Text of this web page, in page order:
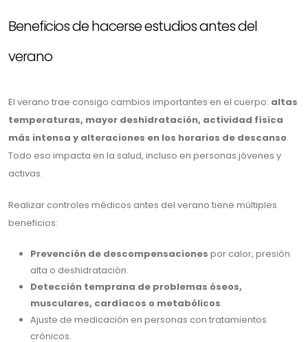
Beneficios de hacerse estudios antes del
verano
El verano trae consigo cambios importantes en el cuerpo: altas
temperaturas, mayor deshidratación, actividad física
más intensa y alteraciones en los horarios de descanso.
Todo eso impacta en la salud, incluso en personas jóvenes y
activas.
Realizar controles médicos antes del verano tiene múltiples
beneficios:
Prevención de descompensaciones por calor, presión
alta o deshidratación.
Detección temprana de problemas óseos,
musculares, cardíacos o metabólicos.
Ajuste de medicación en personas con tratamientos
crónicos.